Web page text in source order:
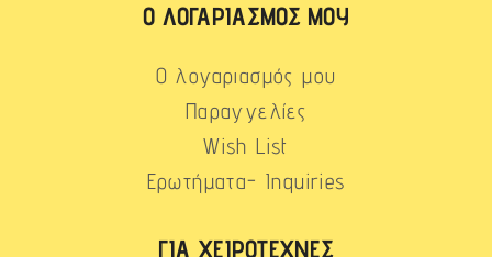
Ο ΛΟΓΑΡΙΑΣΜΌΣ ΜΟΥ
Ο λογαριασμός μου
Παραγγελίες
Wish List
Ερωτήματα- Inquiries
ΓΙΑ ΧΕΙΡΟΤΈΧΝΕΣ